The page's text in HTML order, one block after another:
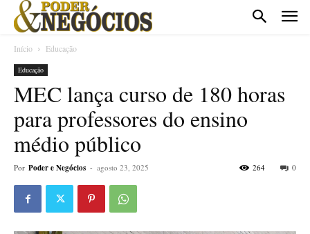
Início Educação
Educação
MEC lança curso de 180 horas
para professores do ensino
médio público
Por Poder e Negócios - agosto 23, 2025 0
264